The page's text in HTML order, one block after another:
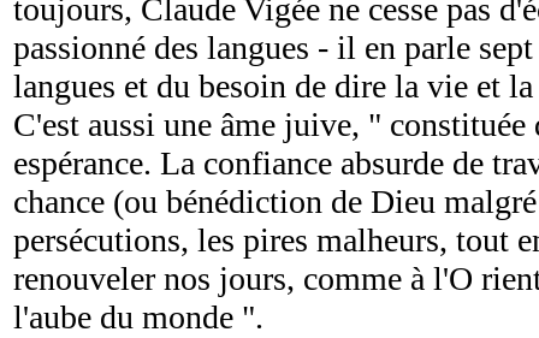
toujours, Claude Vigée ne cesse pas
passionné des langues - il en parle
langues et du besoin de dire la vie et
C'est aussi une âme juive, "
espérance. La confiance absurde de
chance (ou bénédiction de Dieu
persécutions, les pires malheurs, tout
renouveler nos jours, comme à l'O
l'aube du monde ".